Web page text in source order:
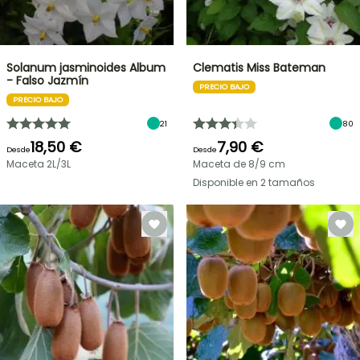
Solanum jasminoides Album
- Falso Jazmín
PRECIO BAJO
21
Desde18,50 €
Maceta 2L/3L
Clematis Miss Bateman
PRECIO BAJO
80
Desde7,90 €
Maceta de 8/9 cm
Disponible en 2 tamaños